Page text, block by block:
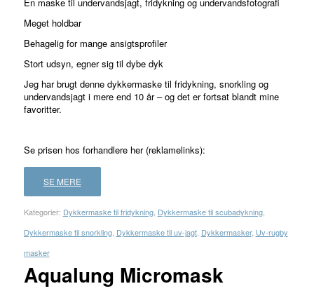
ud af 5
baseret
på
3
kundebedømmelser
Meget holdbar
Behagelig for mange ansigtsprofiler
Stort udsyn, egner sig til dybe dyk
Jeg har brugt denne dykkermaske til fridykning, snorkling og
undervandsjagt i mere end 10 år – og det er fortsat blandt mine
favoritter.
Se prisen hos forhandlere her (reklamelinks):
SE MERE
Kategorier: Dykkermaske til fridykning, Dykkermaske til scubadykning,
Dykkermaske til snorkling, Dykkermaske til uv-jagt, Dykkermasker, Uv-rugby
masker
Aqualung Micromask